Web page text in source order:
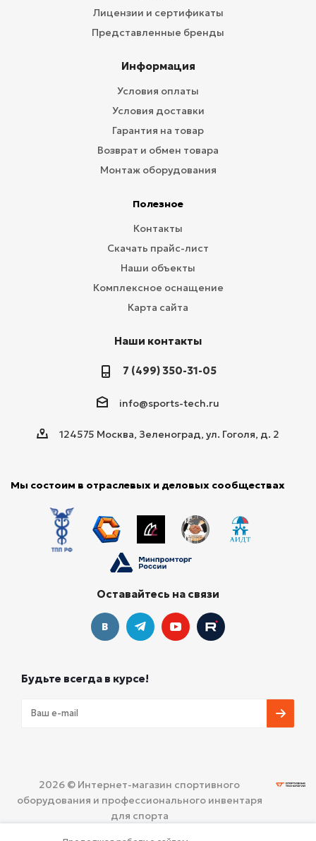
Лицензии и сертификаты
Представленные бренды
Информация
Условия оплаты
Условия доставки
Гарантия на товар
Возврат и обмен товара
Монтаж оборудования
Полезное
Контакты
Скачать прайс-лист
Наши объекты
Комплексное оснащение
Карта сайта
Наши контакты
7 (499) 350-31-05
info@sports-tech.ru
124575 Москва, Зеленоград, ул. Гоголя, д. 2
Мы состоим в отраслевых и деловых сообществах
Оставайтесь на связи
Будьте всегда в курсе!
2026 © Интернет-магазин спортивного
оборудования и профессионального инвентаря
для спорта